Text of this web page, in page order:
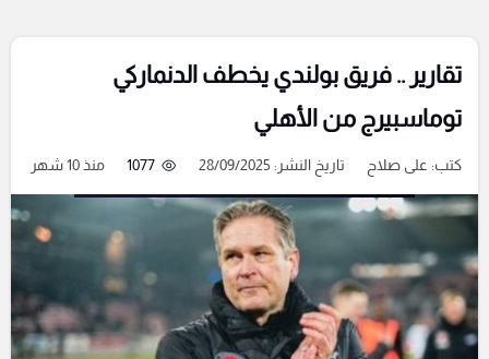
تقارير .. فريق بولندي يخطف الدنماركي
توماسبيرج من الأهلي
كتب: على صلاح تاريخ النشر: 28/09/2025 1077 منذ 10 شهر